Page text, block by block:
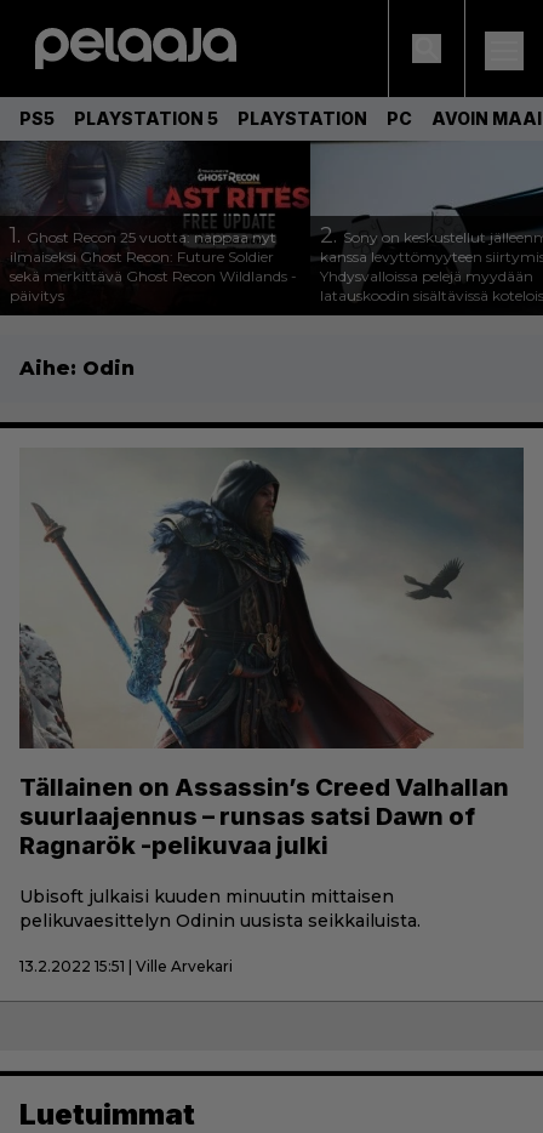
PS5 PLAYSTATION 5 PLAYSTATION PC AVOIN
1. Ghost Recon 25 vuotta: nappaa nyt
ilmaiseksi Ghost Recon: Future Soldier
sekä merkittävä Ghost Recon Wildlands -
päivitys
2.Sony on keskustellut
kanssa levyttömyyteen
Yhdysvalloissa pelejä myydään
latauskoodin sisältävissä
Aihe: Odin
Tällainen on Assassin’s Creed Valhallan
suurlaajennus – runsas satsi Dawn of
Ragnarök -pelikuvaa julki
Ubisoft julkaisi kuuden minuutin mittaisen
pelikuvaesittelyn Odinin uusista seikkailuista.
13.2.2022 15:51 | Ville Arvekari
Luetuimmat